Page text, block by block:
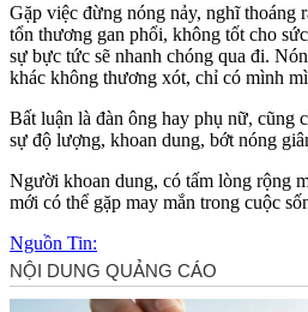
Gặp việc đừng nóng nảy, nghĩ thoáng
tổn thương gan phổi, không tốt cho
sự bực tức sẽ nhanh chóng qua đi.
khác không thương xót, chỉ có mình
Bất luận là đàn ông hay phụ nữ, cũng
sự độ lượng, khoan dung, bớt nóng
Người khoan dung, có tấm lòng rộng
mới có thể gặp may mắn trong cuộc
Nguồn Tin: